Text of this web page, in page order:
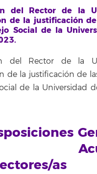
del Rector de la
de la justificación
Social de la
del Rector de la
de la justificación de
de la Universidad
as